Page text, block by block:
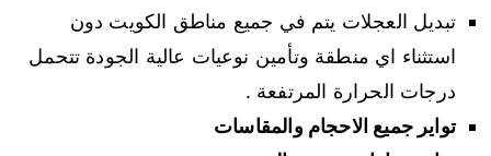
تبديل العجلات يتم في جميع مناطق الكويت دون
استثناء اي منطقة وتأمين نوعيات عالية الجودة تتحمل
درجات الحرارة المرتفعة .
تواير جميع الاحجام والمقاسات